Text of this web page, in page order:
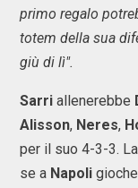
primo regalo
totem della sua
giù di lì".
Sarri allenerebbe
Alisson, Neres,
per il suo 4-3-3.
se a Napoli